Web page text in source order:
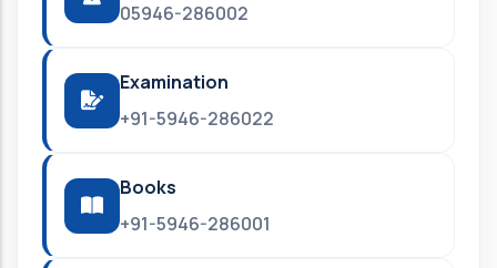
05946-286002
Examination
+91-5946-286022
Books
+91-5946-286001